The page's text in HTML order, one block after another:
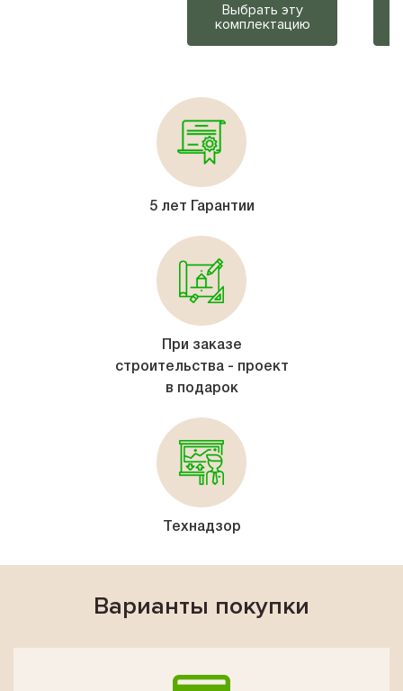
Выбрать эту
комплектацию
5 лет Гарантии
При заказе
строительства - проект
в подарок
Технадзор
Варианты покупки